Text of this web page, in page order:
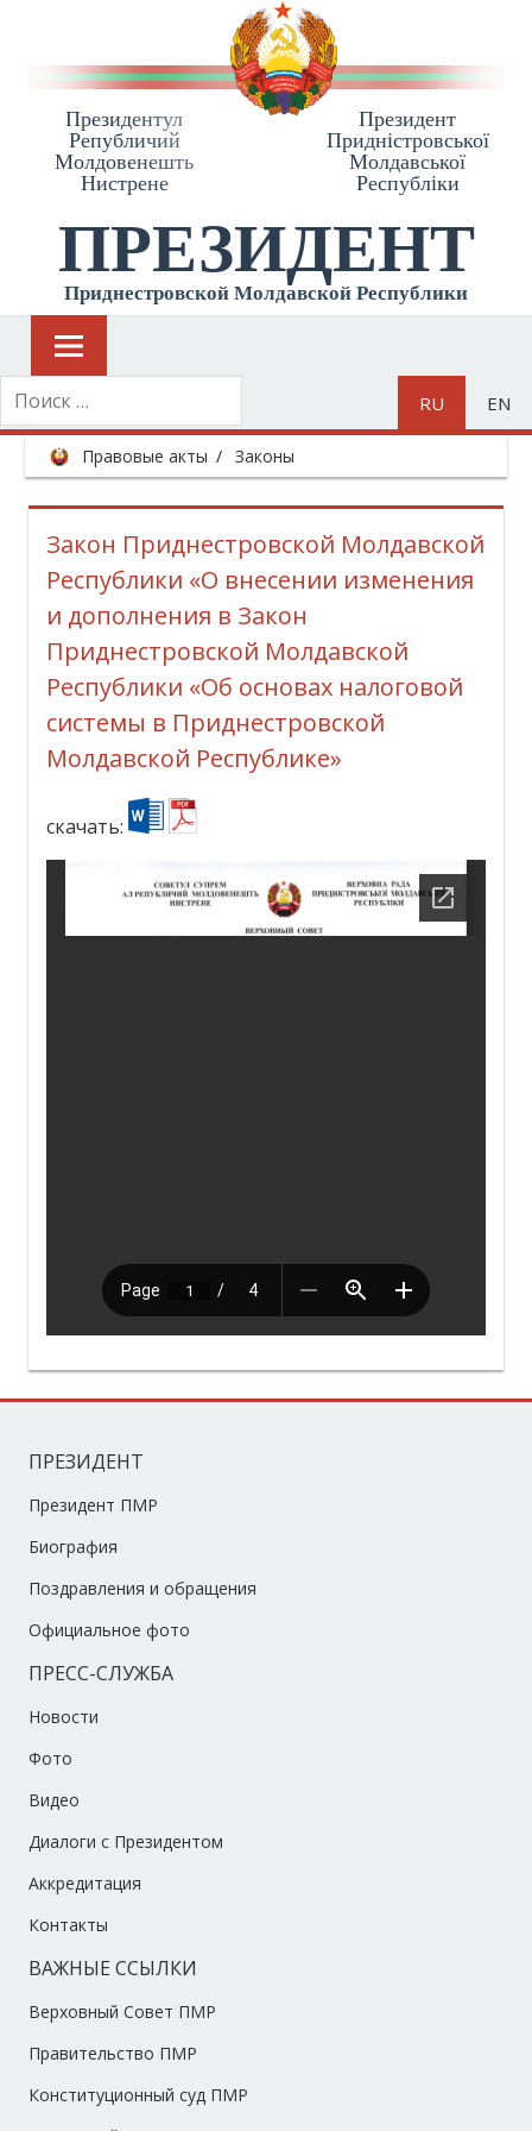
Президентул
Републичий
Молдовенешть
Нистрене
Президент
Приднiстровської
Молдавської
Республiки
ПРЕЗИДЕНТ
Приднестровской Молдавской Республики
RU EN
Правовые акты Законы
Закон Приднестровской Молдавской
Республики «О внесении изменения
и дополнения в Закон
Приднестровской Молдавской
Республики «Об основах налоговой
системы в Приднестровской
Молдавской Республике»
скачать:
ПРЕЗИДЕНТ
Президент ПМР
Биография
Поздравления и обращения
Официальное фото
ПРЕСС-СЛУЖБА
Новости
Фото
Видео
Диалоги с Президентом
Аккредитация
Контакты
ВАЖНЫЕ ССЫЛКИ
Верховный Совет ПМР
Правительство ПМР
Конституционный суд ПМР